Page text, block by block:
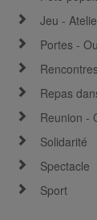
Jeu -
Portes -
Repas
Reunion -
Solidarité
Spectacle
Sport